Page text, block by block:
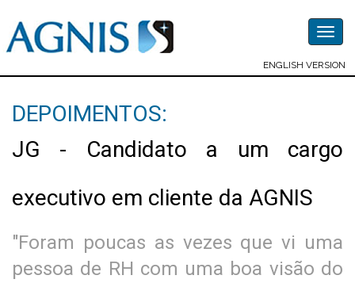
ENGLISH VERSION
DEPOIMENTOS:
JG - Candidato a um cargo
executivo em cliente da AGNIS
"Foram poucas as vezes que vi uma
pessoa de RH com uma boa visão do